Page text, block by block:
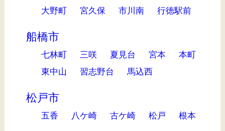
大野町 宮久保 市川南 行徳駅前
船橋市
七林町 三咲 夏見台 宮本
本町
東中山
習志野台 馬込西
松戸市
五香 八ケ崎 古ケ崎 松戸 根本